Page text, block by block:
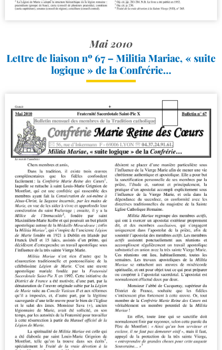
Mai 2010
Lettre de liaison nº 67 – Militia Mariae, « suite
logique » de la Confrérie…